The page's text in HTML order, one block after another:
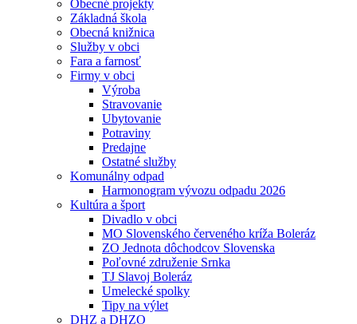
Obecné projekty
Základná škola
Obecná knižnica
Služby v obci
Fara a farnosť
Firmy v obci
Výroba
Stravovanie
Ubytovanie
Potraviny
Predajne
Ostatné služby
Komunálny odpad
Harmonogram vývozu odpadu 2026
Kultúra a šport
Divadlo v obci
MO Slovenského červeného kríža Boleráz
ZO Jednota dôchodcov Slovenska
Poľovné združenie Srnka
TJ Slavoj Boleráz
Umelecké spolky
Tipy na výlet
DHZ a DHZO